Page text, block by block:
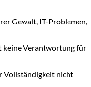
Gewalt, IT-Problemen,
keine Verantwortung für
Vollständigkeit nicht